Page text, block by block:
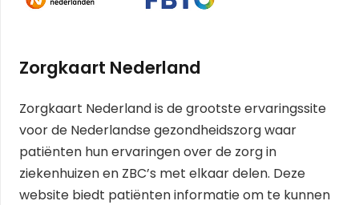
Zorgkaart Nederland
Zorgkaart Nederland is de grootste ervaringssite
voor de Nederlandse gezondheidszorg waar
patiënten hun ervaringen over de zorg in
ziekenhuizen en ZBC’s met elkaar delen. Deze
website biedt patiënten informatie om te kunnen